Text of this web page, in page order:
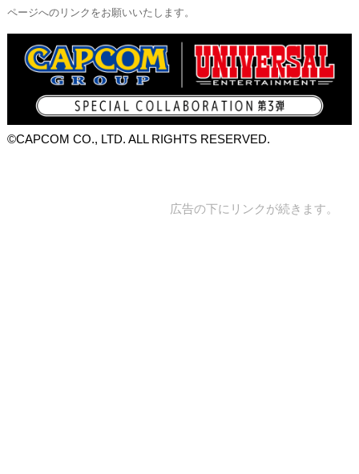
ページへのリンクをお願いいたします。
©CAPCOM CO., LTD. ALL RIGHTS RESERVED.
広告の下にリンクが続きます。